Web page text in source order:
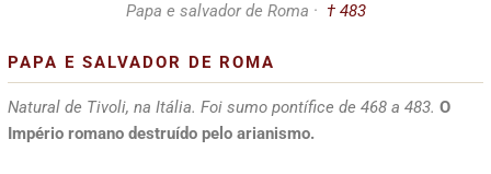
Papa e salvador de Roma · † 483
PAPA E SALVADOR DE ROMA
Natural de Tivoli, na Itália. Foi sumo pontífice de 468 a 483. O
Império romano destruído pelo arianismo.